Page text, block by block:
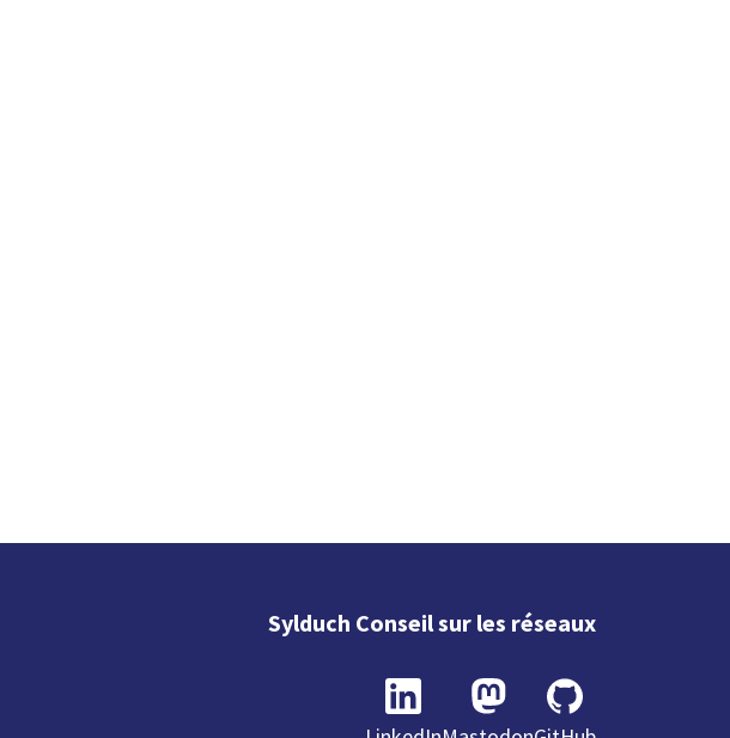
Sylduch Conseil sur les réseaux